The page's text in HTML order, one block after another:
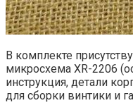
В комплекте
микросхема XR-2206
инструкция, детали
для сборки винтики и